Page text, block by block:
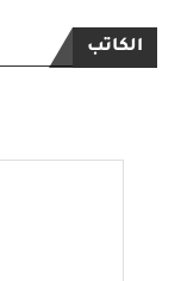
الكاتب